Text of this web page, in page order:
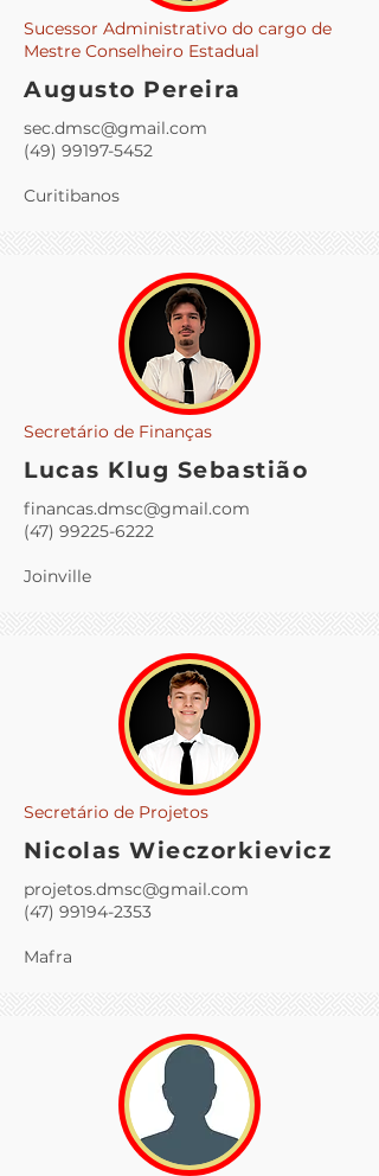
Sucessor Administrativo do cargo de
Mestre Conselheiro Estadual
Augusto Pereira
sec.dmsc@gmail.com
(49) 99197-5452
Curitibanos
Secretário de Finanças
Lucas Klug Sebastião
financas.dmsc@gmail.com
(47) 99225-6222
Joinville
Secretário de Projetos
Nicolas Wieczorkievicz
projetos.dmsc@gmail.com
(47) 99194-2353
Mafra